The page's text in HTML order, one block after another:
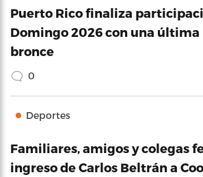
Puerto Rico finaliza
Domingo 2026 con una
bronce
0
Deportes
Familiares, amigos y colegas
ingreso de Carlos Beltrán a